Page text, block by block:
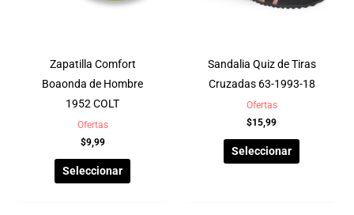
Zapatilla Comfort
Boaonda de Hombre
1952 COLT
Ofertas
$9,99
Seleccionar
Sandalia Quiz de Tiras
Cruzadas 63-1993-18
Ofertas
$15,99
Seleccionar